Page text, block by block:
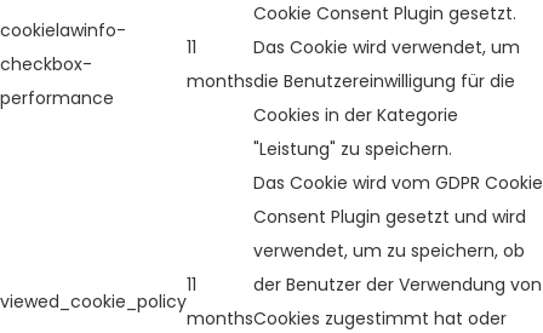
cookielawinfo-
checkbox-
performance
11
months
Cookie Consent Plugin gesetzt.
Das Cookie wird verwendet, um
die Benutzereinwilligung für die
Cookies in der Kategorie
"Leistung" zu speichern.
viewed_cookie_policy
11
months
Das Cookie wird vom GDPR Cookie
Consent Plugin gesetzt und wird
verwendet, um zu speichern, ob
der Benutzer der Verwendung von
Cookies zugestimmt hat oder